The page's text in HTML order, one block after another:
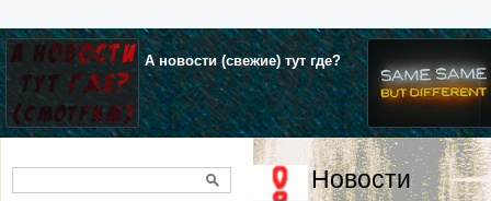
А новости (свежие) тут где?
Новости